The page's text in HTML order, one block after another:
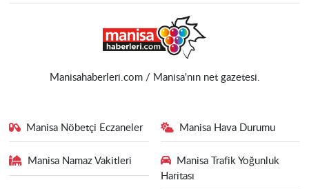
Manisahaberleri.com / Manisa'nın net gazetesi.
Manisa Nöbetçi Eczaneler Manisa Hava Durumu
Manisa Namaz Vakitleri
Manisa Trafik Yoğunluk
Haritası